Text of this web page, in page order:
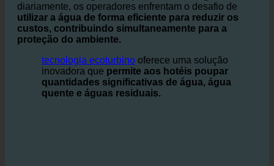
Nosector da hotelaria e restauraçãoEm locais onde
são necessárias grandes quantidades de água
diariamente, os operadores enfrentam o desafio de
utilizar a água de forma eficiente para reduzir os
custos, contribuindo simultaneamente para a
proteção do ambiente.
tecnologia ecoturbinooferece uma solução
inovadora que